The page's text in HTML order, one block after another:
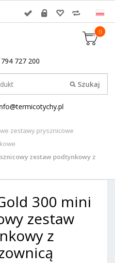
0
727 200
zestawy prysznicowe
zestaw podtynkowy z
300 mini
zestaw
z